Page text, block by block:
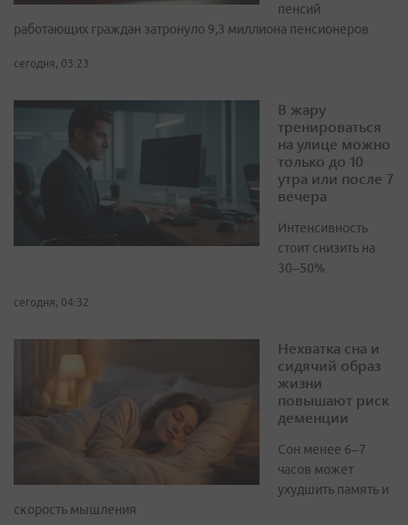
пенсий
работающих граждан затронуло 9,3 миллиона пенсионеров
сегодня, 03:23
В жару
тренироваться
на улице можно
только до 10
утра или после 7
вечера
Интенсивность
стоит снизить на
30–50%
сегодня, 04:32
Нехватка сна и
сидячий образ
жизни
повышают риск
деменции
Сон менее 6–7
часов может
ухудшить память и
скорость мышления